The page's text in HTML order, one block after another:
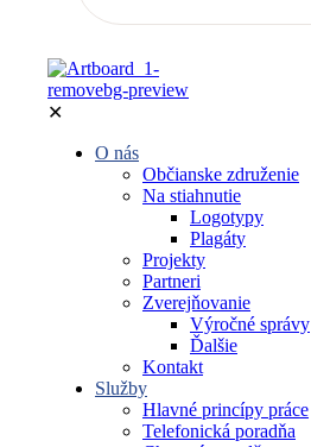
✕
O nás
Občianske združenie
Na stiahnutie
Logotypy
Plagáty
Projekty
Partneri
Zverejňovanie
Výročné správy
Ďalšie
Kontakt
Služby
Hlavné princípy práce
Telefonická poradňa